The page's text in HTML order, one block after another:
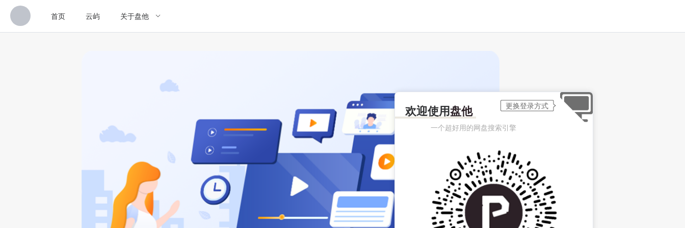
首页 云屿 关于盘他
欢迎使用盘他
一个超好用的网盘搜索引擎